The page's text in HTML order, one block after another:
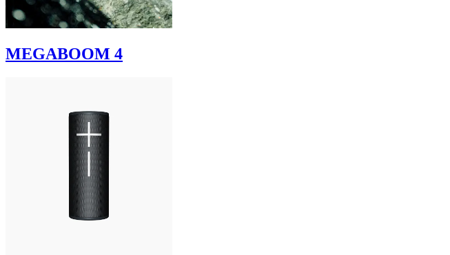
MEGABOOM 4